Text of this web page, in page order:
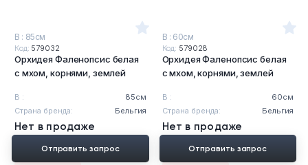
В : 85см
Код: 579032
Орхидея Фаленопсис белая
с мхом, корнями, землей
В :
85см
Страна бренда:
Бельгия
Нет в продаже
Отправить запрос
В : 60см
Код: 579028
Орхидея Фаленопсис белая
с мхом, корнями, землей
В :
60см
Страна бренда:
Бельгия
Нет в продаже
Отправить запрос